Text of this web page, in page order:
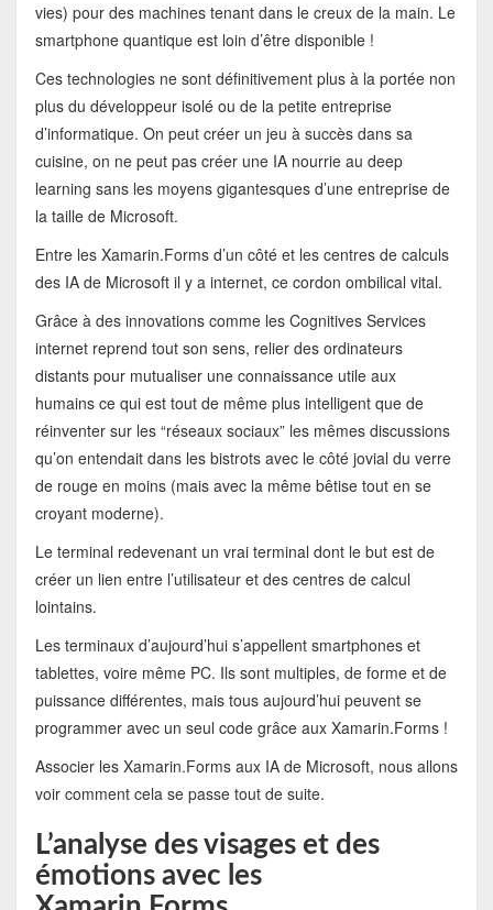
vies) pour des machines tenant dans le creux de la main. Le
smartphone quantique est loin d’être disponible !
Ces technologies ne sont définitivement plus à la portée non
plus du développeur isolé ou de la petite entreprise
d’informatique. On peut créer un jeu à succès dans sa
cuisine, on ne peut pas créer une IA nourrie au deep
learning sans les moyens gigantesques d’une entreprise de
la taille de Microsoft.
Entre les Xamarin.Forms d’un côté et les centres de calculs
des IA de Microsoft il y a internet, ce cordon ombilical vital.
Grâce à des innovations comme les Cognitives Services
internet reprend tout son sens, relier des ordinateurs
distants pour mutualiser une connaissance utile aux
humains ce qui est tout de même plus intelligent que de
réinventer sur les “réseaux sociaux” les mêmes discussions
qu’on entendait dans les bistrots avec le côté jovial du verre
de rouge en moins (mais avec la même bêtise tout en se
croyant moderne).
Le terminal redevenant un vrai terminal dont le but est de
créer un lien entre l’utilisateur et des centres de calcul
lointains.
Les terminaux d’aujourd’hui s’appellent smartphones et
tablettes, voire même PC. Ils sont multiples, de forme et de
puissance différentes, mais tous aujourd’hui peuvent se
programmer avec un seul code grâce aux Xamarin.Forms !
Associer les Xamarin.Forms aux IA de Microsoft, nous allons
voir comment cela se passe tout de suite.
L’analyse des visages et des
émotions avec les